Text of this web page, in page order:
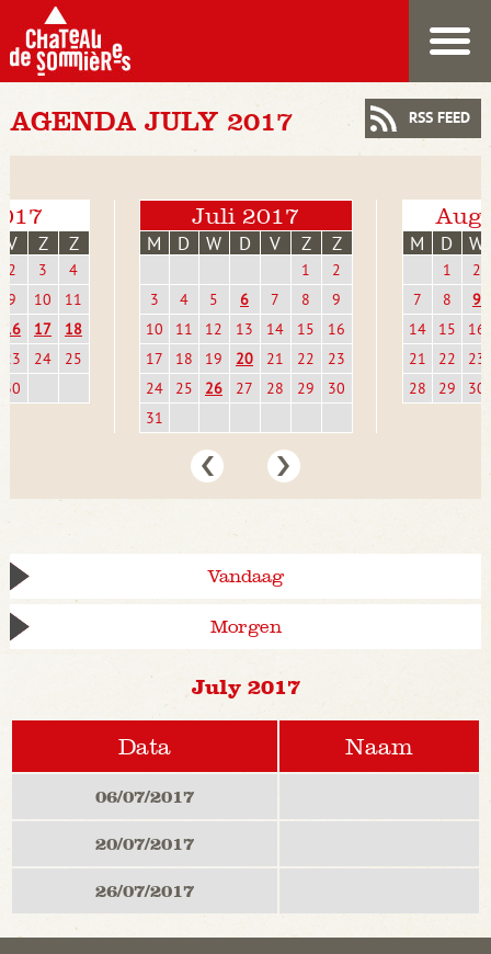
AGENDA JULY 2017
V Z Z
2 3
4
9
10
11
16
17
18
23
24
25
30
Juli 2017
M D W D V Z Z
1
2
3
4 5 6 7 8
9
10
11 12 13 14 15
16
17
18 19 20 21 22
23
24
25 26 27 28 29
30
31
M D W
1
2
7
8
9
14
15
16
21
22
23
28
29 30
Vandaag
Morgen
July 2017
RSS FEED
Data Naam
06/07/2017
20/07/2017
26/07/2017